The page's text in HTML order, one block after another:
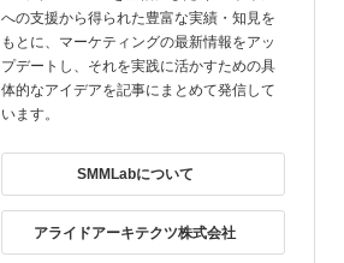
への支援から得られた豊富な実績・知見を
もとに、マーケティングの最新情報をアッ
プデートし、それを実践に活かすための具
体的なアイデアを記事にまとめて発信して
います。
SMMLabについて
アライドアーキテクツ株式会社